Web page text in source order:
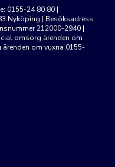
0155-24 80 80 |
Nyköping | Besöksadress
212000-2940 |
omsorg ärenden om
om vuxna 0155-